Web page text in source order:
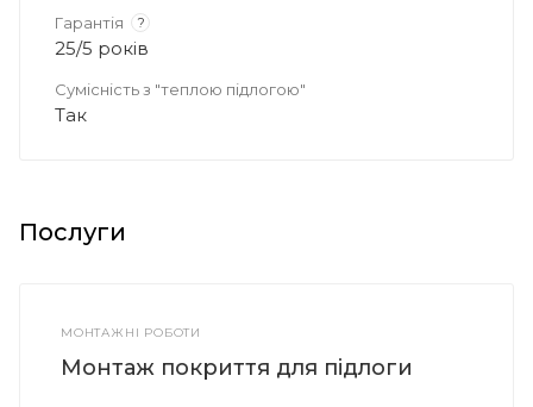
Гарантія ?
25/5 років
Сумісність з "теплою підлогою"
Так
Послуги
МОНТАЖНІ РОБОТИ
Монтаж покриття для підлоги